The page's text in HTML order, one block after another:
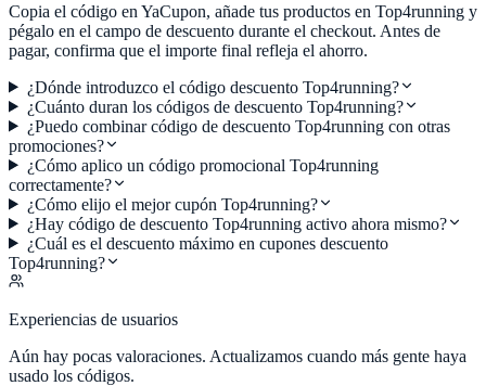
Copia el código en YaCupon, añade tus productos en Top4running y
pégalo en el campo de descuento durante el checkout. Antes de
pagar, confirma que el importe final refleja el ahorro.
¿Dónde introduzco el código descuento Top4running?
¿Cuánto duran los códigos de descuento Top4running?
¿Puedo combinar código de descuento Top4running con otras
promociones?
¿Cómo aplico un código promocional Top4running
correctamente?
¿Cómo elijo el mejor cupón Top4running?
¿Hay código de descuento Top4running activo ahora mismo?
¿Cuál es el descuento máximo en cupones descuento
Top4running?
Experiencias de usuarios
Aún hay pocas valoraciones. Actualizamos cuando más gente haya
usado los códigos.